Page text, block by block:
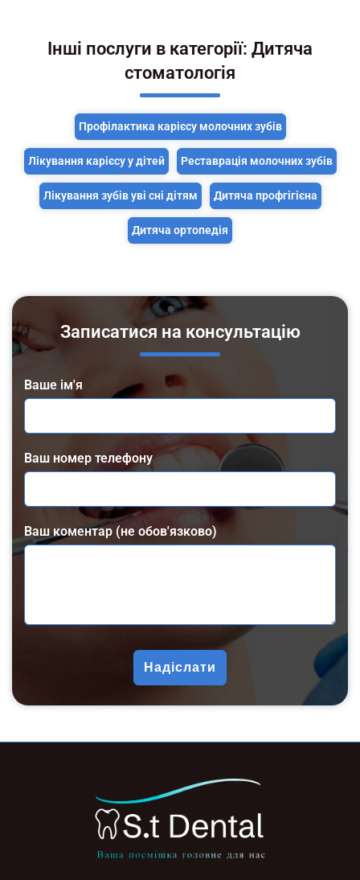
Інші послуги в категорії: Дитяча
стоматологія
Профілактика карієсу молочних зубів
Лікування карієсу у дітей Реставрація молочних зубів
Лікування зубів уві сні дітям Дитяча профгігієна
Дитяча ортопедія
Записатися на консультацію
Ваше ім'я
Ваш номер телефону
Ваш коментар (не обов'язково)